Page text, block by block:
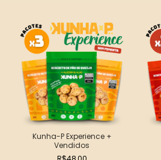
Kunha-P Experience +
Vendidos